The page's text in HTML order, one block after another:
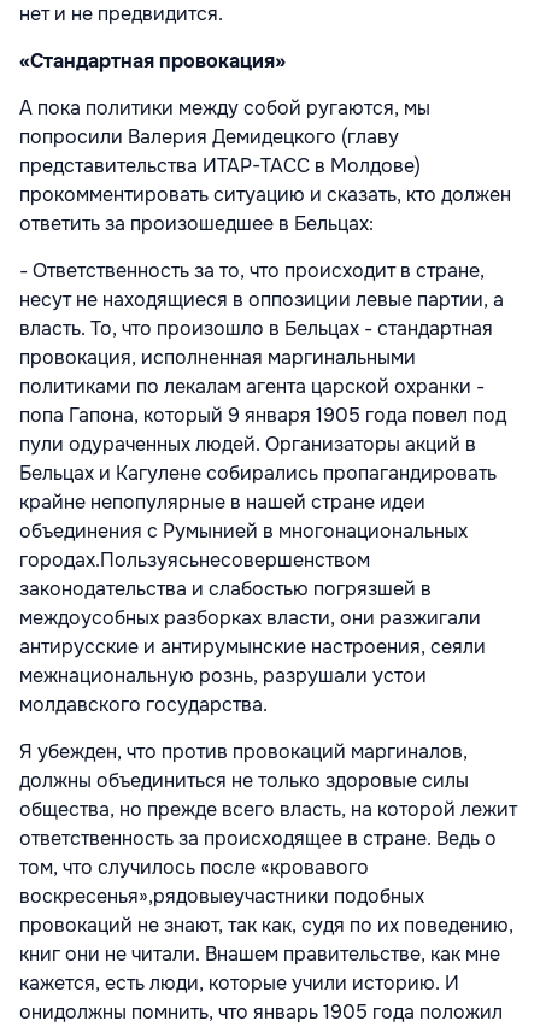
нет и не предвидится.
«Стандартная провокация»
А пока политики между собой ругаются, мы
попросили Валерия Демидецкого (главу
представительства ИТАР-ТАСС в Молдове)
прокомментировать ситуацию и сказать, кто должен
ответить за произошедшее в Бельцах:
- Ответственность за то, что происходит в стране,
несут не находящиеся в оппозиции левые партии, а
власть. То, что произошло в Бельцах - стандартная
провокация, исполненная маргинальными
политиками по лекалам агента царской охранки -
попа Гапона, который 9 января 1905 года повел под
пули одураченных людей. Организаторы акций в
Бельцах и Кагулене собирались пропагандировать
крайне непопулярные в нашей стране идеи
объединения с Румынией в многонациональных
городах.Пользуясьнесовершенством
законодательства и слабостью погрязшей в
междоусобных разборках власти, они разжигали
антирусские и антирумынские настроения, сеяли
межнациональную рознь, разрушали устои
молдавского государства.
Я убежден, что против провокаций маргиналов,
должны объединиться не только здоровые силы
общества, но прежде всего власть, на которой лежит
ответственность за происходящее в стране. Ведь о
том, что случилось после «кровавого
воскресенья»,рядовыеучастники подобных
провокаций не знают, так как, судя по их поведению,
книг они не читали. Внашем правительстве, как мне
кажется, есть люди, которые учили историю. И
онидолжны помнить, что январь 1905 года положил